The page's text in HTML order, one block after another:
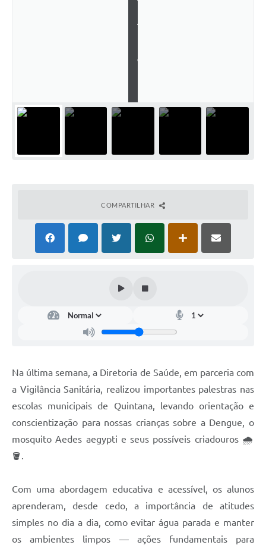
T
À
G
COMPARTILHAR
Na última semana, a Diretoria de Saúde, em parceria com
a Vigilância Sanitária, realizou importantes palestras nas
escolas municipais de Quintana, levando orientação e
conscientização para nossas crianças sobre a Dengue, o
mosquito Aedes aegypti e seus possíveis criadouros 🌧️
🪣.
Com uma abordagem educativa e acessível, os alunos
aprenderam, desde cedo, a importância de atitudes
simples no dia a dia, como evitar água parada e manter
os ambientes limpos — ações fundamentais para